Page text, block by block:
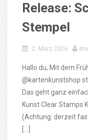
Release:
Stempel
2. März 2026
Hallo du, Mit dem
@kartenkunstshop
Das geht ganz
Kunst Clear Stamps
(Achtung: derzeit